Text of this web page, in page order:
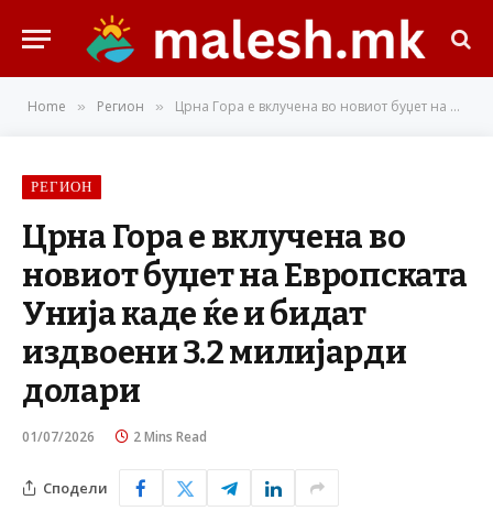
Home » Регион » Црна Гора е вклучена во новиот буџет на Европската Унија каде ќе и бидат издвоени 3.2 милијарди долари
РЕГИОН
Црна Гора е вклучена во
новиот буџет на Европската
Унија каде ќе и бидат
издвоени 3.2 милијарди
долари
01/07/2026 2 Mins Read
Сподели